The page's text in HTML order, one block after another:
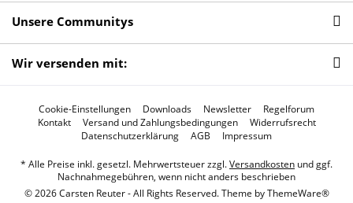
Unsere Communitys
Wir versenden mit:
Cookie-Einstellungen Downloads Newsletter
Regelforum
Kontakt
Versand und Zahlungsbedingungen
Widerrufsrecht
Datenschutzerklärung
AGB Impressum
* Alle Preise inkl. gesetzl. Mehrwertsteuer zzgl.Versandkosten und ggf.
Nachnahmegebühren, wenn nicht anders beschrieben
© 2026 Carsten Reuter - All Rights Reserved. Theme byThemeWare®